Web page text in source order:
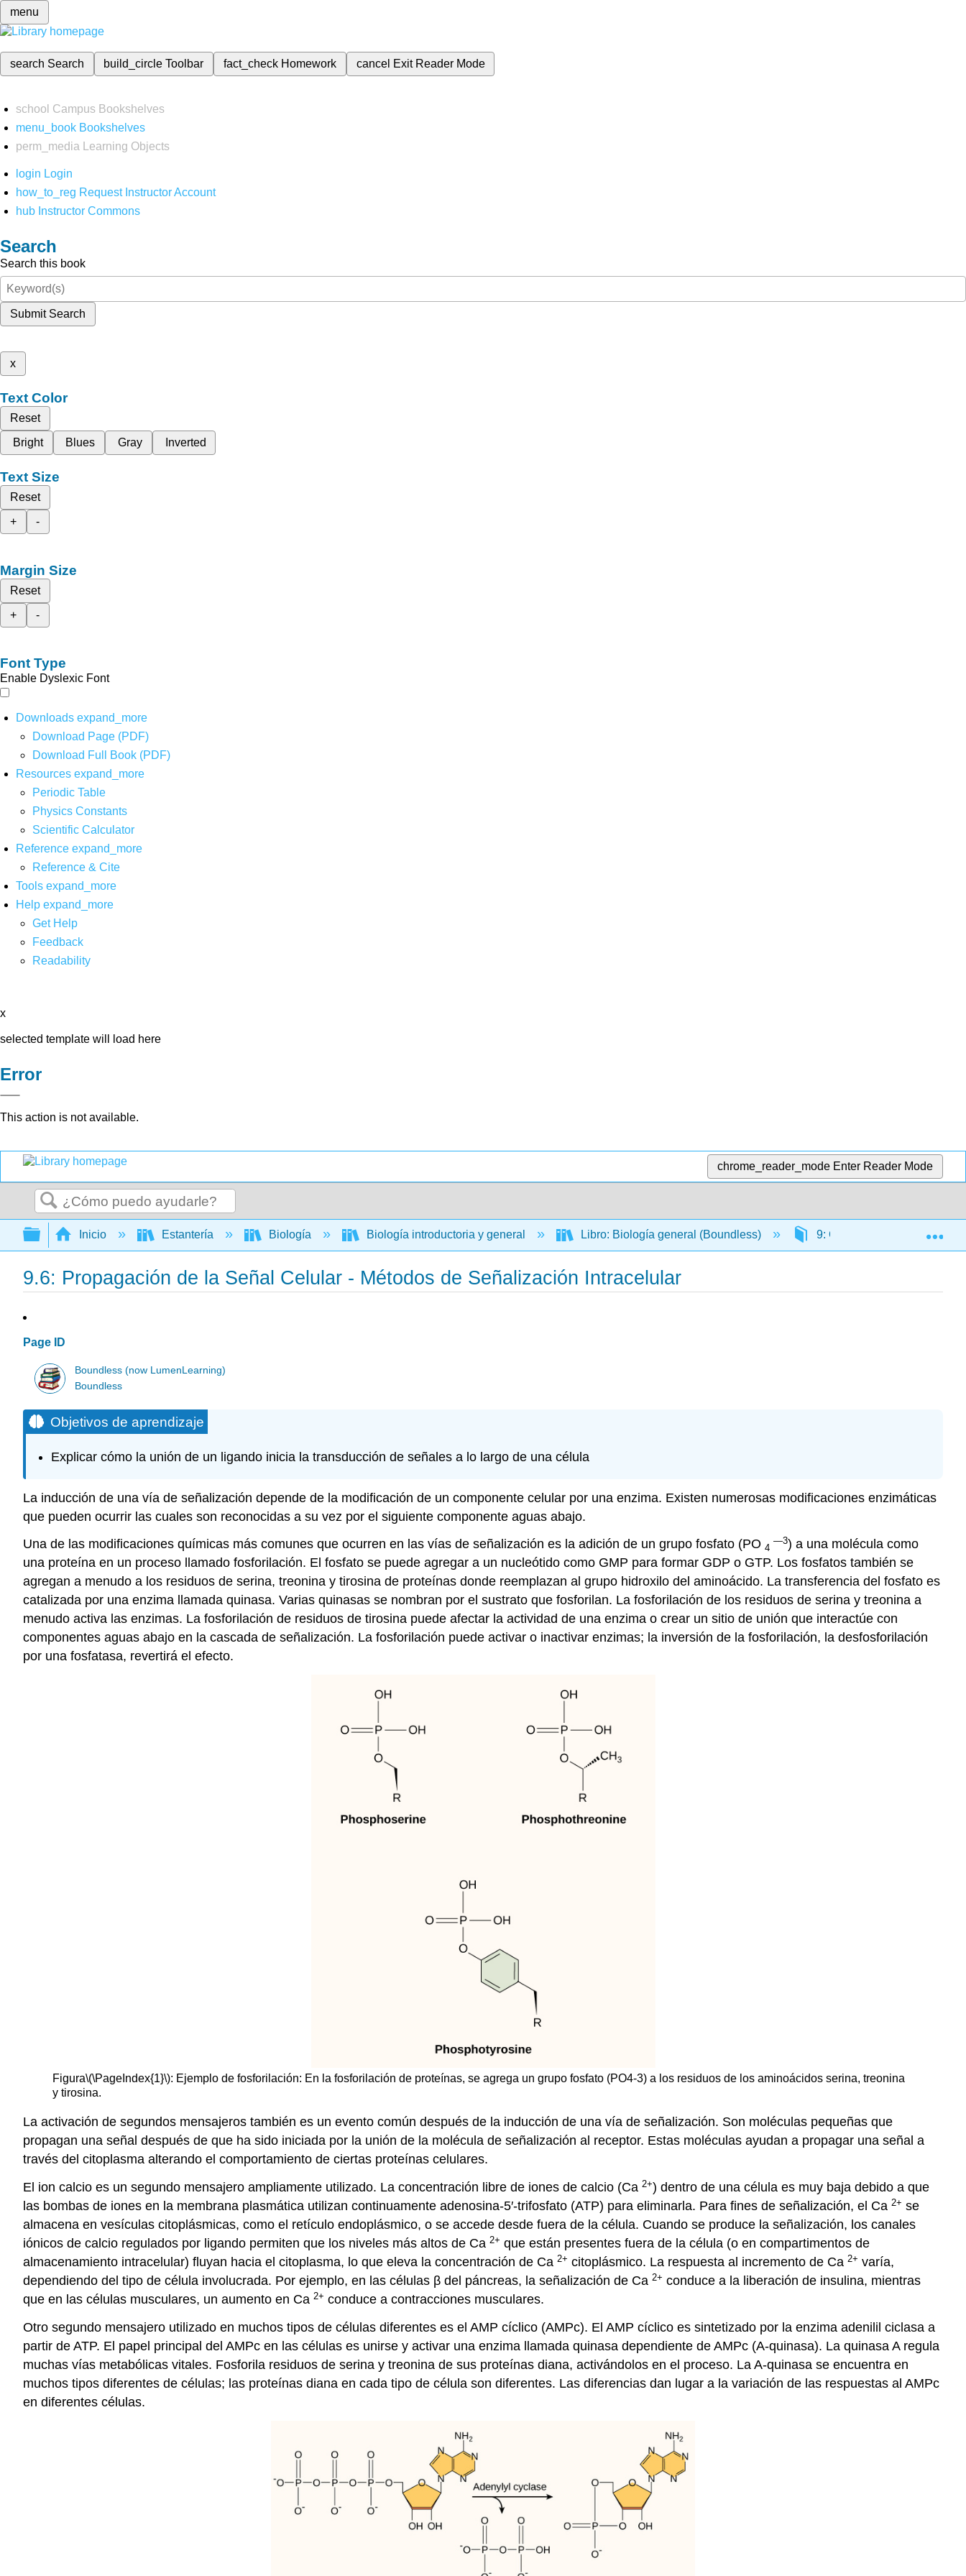
menu
search Search build_circleToolbar fact_check Homework cancel Exit Reader Mode
school Campus Bookshelves
menu_book Bookshelves
perm_media
Learning Objects
login Login
how_to_reg Request Instructor Account
hub Instructor Commons
Search
Search this book
Submit Search
x
Text Color
Reset
Bright
Blues Gray Inverted
Text Size
Reset
+
-
Margin Size
Reset
+
-
Font Type
Enable Dyslexic Font
Downloads expand_more
Download Page (PDF)
Download Full Book (PDF)
Resources expand_more
Periodic Table
Physics Constants
Scientific Calculator
Reference expand_more
Reference & Cite
Tools expand_more
Help expand_more
Get Help
Feedback
Readability
x
selected template will load here
Error
This action is not available.
chrome_reader_mode Enter Reader Mode
Buscar
Expandir/contraer jerarquía global
Inicio Estantería Biología Biología introductoria y general Libro: Biología general (Boundless) 9: Comunicación celular
9.6: Propagación de la Señal Celular - Métodos de Señalización Intracelular
Page ID
Boundless (now LumenLearning)
Boundless
Objetivos de aprendizaje
Explicar cómo la unión de un ligando inicia la transducción de señales a lo largo de una célula
La inducción de una vía de señalización depende de la modificación de un componente celular por una enzima. Existen numerosas modificaciones enzimáticas
que pueden ocurrir las cuales son reconocidas a su vez por el siguiente componente aguas abajo.
Una de las modificaciones químicas más comunes que ocurren en las vías de señalización es la adición de un grupo fosfato (PO 4
—3) a una molécula como
una proteína en un proceso llamado fosforilación. El fosfato se puede agregar a un nucleótido como GMP para formar GDP o GTP. Los fosfatos también se
agregan a menudo a los residuos de serina, treonina y tirosina de proteínas donde reemplazan al grupo hidroxilo del aminoácido. La transferencia del fosfato es
catalizada por una enzima llamada quinasa. Varias quinasas se nombran por el sustrato que fosforilan. La fosforilación de los residuos de serina y treonina a
menudo activa las enzimas. La fosforilación de residuos de tirosina puede afectar la actividad de una enzima o crear un sitio de unión que interactúe con
componentes aguas abajo en la cascada de señalización. La fosforilación puede activar o inactivar enzimas; la inversión de la fosforilación, la desfosforilación
por una fosfatasa, revertirá el efecto.
Figura\(\PageIndex{1}\): Ejemplo de fosforilación: En la fosforilación de proteínas, se agrega un grupo fosfato (PO4-3) a los residuos de los aminoácidos serina, treonina
y tirosina.
La activación de segundos mensajeros también es un evento común después de la inducción de una vía de señalización. Son moléculas pequeñas que
propagan una señal después de que ha sido iniciada por la unión de la molécula de señalización al receptor. Estas moléculas ayudan a propagar una señal a
través del citoplasma alterando el comportamiento de ciertas proteínas celulares.
El ion calcio es un segundo mensajero ampliamente utilizado. La concentración libre de iones de calcio (Ca 2+) dentro de una célula es muy baja debido a que
las bombas de iones en la membrana plasmática utilizan continuamente adenosina-5′-trifosfato (ATP) para eliminarla. Para fines de señalización, el Ca 2+ se
almacena en vesículas citoplásmicas, como el retículo endoplásmico, o se accede desde fuera de la célula. Cuando se produce la señalización, los canales
iónicos de calcio regulados por ligando permiten que los niveles más altos de Ca 2+ que están presentes fuera de la célula (o en compartimentos de
almacenamiento intracelular) fluyan hacia el citoplasma, lo que eleva la concentración de Ca 2+ citoplásmico. La respuesta al incremento de Ca 2+ varía,
dependiendo del tipo de célula involucrada. Por ejemplo, en las células β del páncreas, la señalización de Ca 2+ conduce a la liberación de insulina, mientras
que en las células musculares, un aumento en Ca 2+ conduce a contracciones musculares.
Otro segundo mensajero utilizado en muchos tipos de células diferentes es el AMP cíclico (AMPc). El AMP cíclico es sintetizado por la enzima adenilil ciclasa a
partir de ATP. El papel principal del AMPc en las células es unirse y activar una enzima llamada quinasa dependiente de AMPc (A-quinasa). La quinasa A regula
muchas vías metabólicas vitales. Fosforila residuos de serina y treonina de sus proteínas diana, activándolos en el proceso. La A-quinasa se encuentra en
muchos tipos diferentes de células; las proteínas diana en cada tipo de célula son diferentes. Las diferencias dan lugar a la variación de las respuestas al AMPc
en diferentes células.